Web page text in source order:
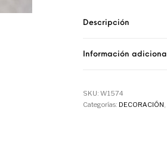
Descripción
Información adicional
SKU: W1574
Categorías: DECORACIÓN